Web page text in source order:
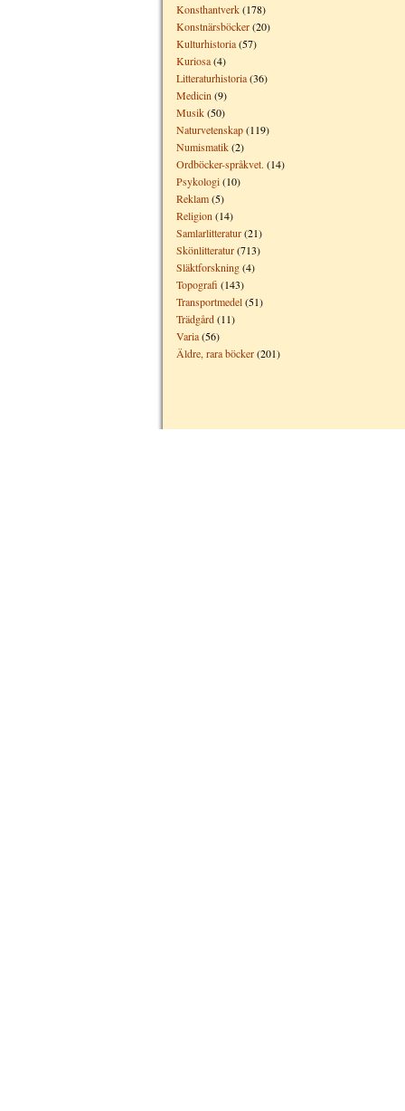
Konsthantverk(178)
Konstnärsböcker(20)
Kulturhistoria(57)
Kuriosa(4)
Litteraturhistoria(36)
Medicin (9)
Musik(50)
Naturvetenskap(119)
Numismatik(2)
Ordböcker-språkvet. (14)
Psykologi(10)
Reklam(5)
Religion (14)
Samlarlitteratur(21)
Skönlitteratur(713)
Släktforskning(4)
Topografi (143)
Transportmedel(51)
Trädgård(11)
Varia(56)
Äldre, rara böcker(201)